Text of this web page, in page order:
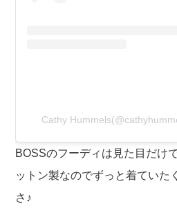
Cathy
BOSSのフーディは見た目だけ
ットン製なのでずっと着ていた
さ♪